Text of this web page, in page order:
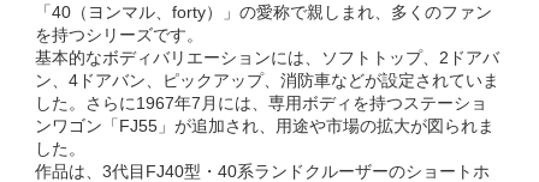
「40（ヨンマル、forty）」の愛称で親しまれ、多くのファン
を持つシリーズです。
基本的なボディバリエーションには、ソフトトップ、2ドアバ
ン、4ドアバン、ピックアップ、消防車などが設定されていま
した。さらに1967年7月には、専用ボディを持つステーショ
ンワゴン「FJ55」が追加され、用途や市場の拡大が図られま
した。
作品は、3代目FJ40型・40系ランドクルーザーのショートホ